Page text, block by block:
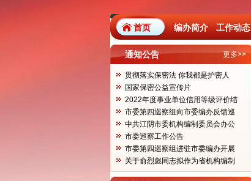
首页 编办简介 工作动态
通知公告 更多>>
贯彻落实保密法 你我都是护密人
国家保密公益宣传片
2022年度事业单位信用等级评价结
果...
市委第四巡察组向市委编办反馈巡
察...
中共江阴市委机构编制委员会办公
室...
市委巡察工作公告
市委第四巡察组进驻市委编办开展
巡...
关于俞烈彪同志拟作为省机构编制
工...